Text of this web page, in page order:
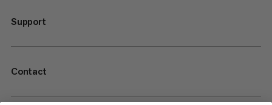
Support
Contact